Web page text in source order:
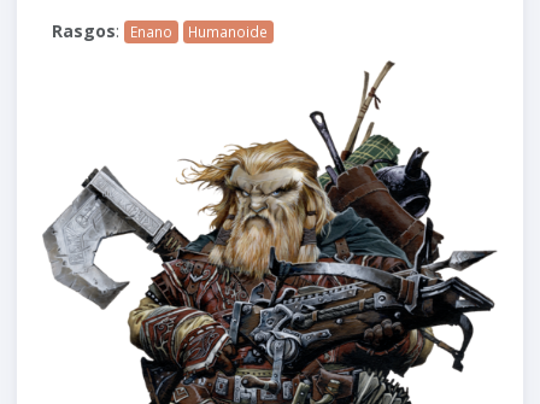
Rasgos: Enano Humanoide